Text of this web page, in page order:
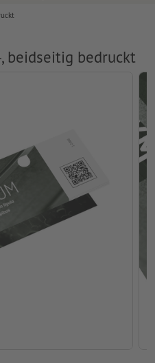
beidseitig bedruckt